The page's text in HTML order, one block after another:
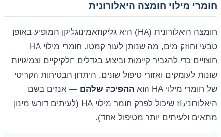
חומרי מילוי חומצה היאלורונית
חומצה היאלורונית (HA) היא גליקוזאמינוגליקן המופיע באופן
טבעי וחוזק מים, מה שנותן לעור קמטו. חומרי מילוי HA
חוצויים כדי להגביר קיימוּת וביצוע בגדלים חלקיקיים וצמיגויות
שונות לעומקים ואזורי טיפול שונים. היתרון הבטיחות הקריטי
של חומרי מילוי HA הוא
ההפיכה שלהם — אנזים בשם
היאלורוניداז שיכול לפרק חומר מילוי HA (לעיתים דורש מינון
מתאים ולעיתים יותר מטיפול אחד).